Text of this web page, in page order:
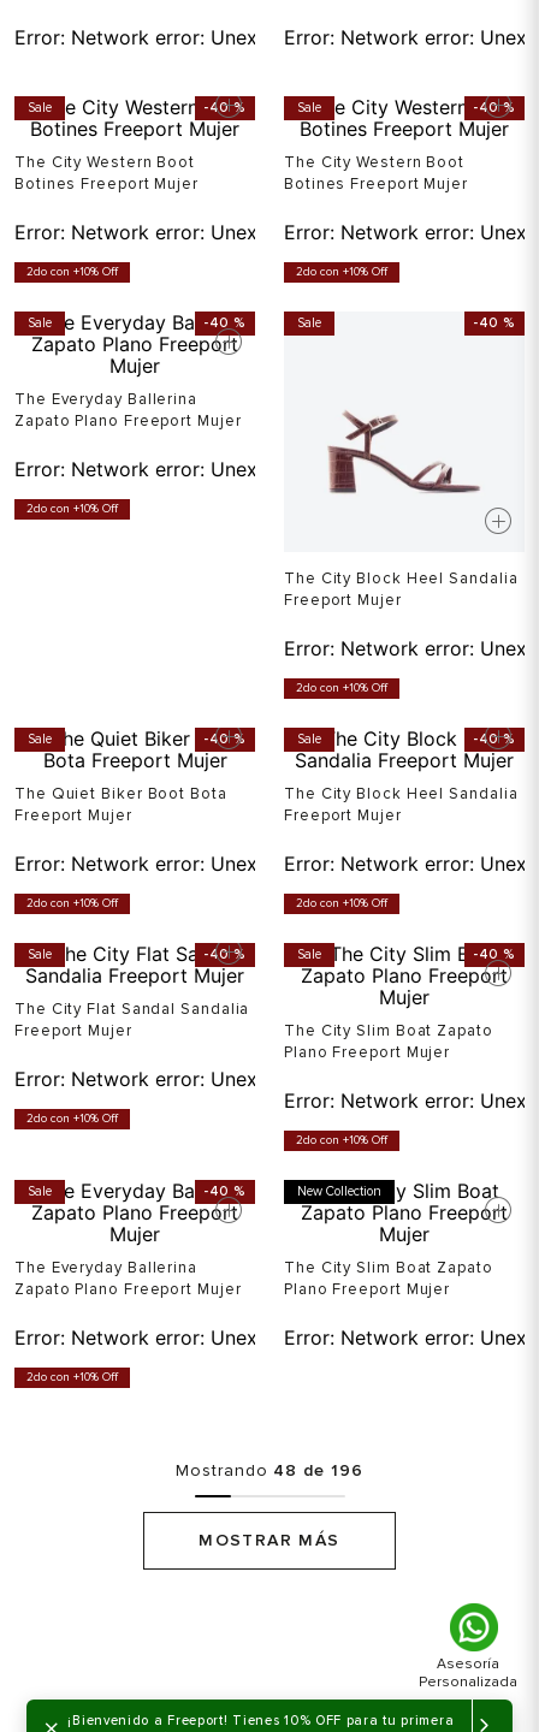
¡Bienvenido a Freeport! Tienes 10% OFF para tu primera
Error: Network error: Unexpected token T in JSON at
Error: Network error:
Sale -40 %
The City Western Boot
Botines Freeport Mujer
Error: Network error: Unexpected token T in JSON at
2do con +10% Off
Sale -40 %
The City Western Boot
Botines Freeport Mujer
Error: Network error:
2do con +10% Off
Sale -40 %
The Everyday Ballerina
Zapato Plano Freeport Mujer
Error: Network error: Unexpected token T in JSON at
2do con +10% Off
Sale -40 %
The City Block Heel Sandalia
Freeport Mujer
Error: Network error:
2do con +10% Off
Sale -40 %
The Quiet Biker Boot Bota
Freeport Mujer
Error: Network error: Unexpected token T in JSON at
2do con +10% Off
Sale -40 %
The City Block Heel Sandalia
Freeport Mujer
Error: Network error:
2do con +10% Off
Sale -40 %
The City Flat Sandal Sandalia
Freeport Mujer
Error: Network error: Unexpected token T in JSON at
2do con +10% Off
Sale -40 %
The City Slim Boat Zapato
Plano Freeport Mujer
Error: Network error:
2do con +10% Off
Sale -40 %
The Everyday Ballerina
Zapato Plano Freeport Mujer
Error: Network error: Unexpected token T in JSON at
2do con +10% Off
New Collection
The City Slim Boat Zapato
Plano Freeport Mujer
Error: Network error:
Mostrando 48 de 196
MOSTRAR MÁS